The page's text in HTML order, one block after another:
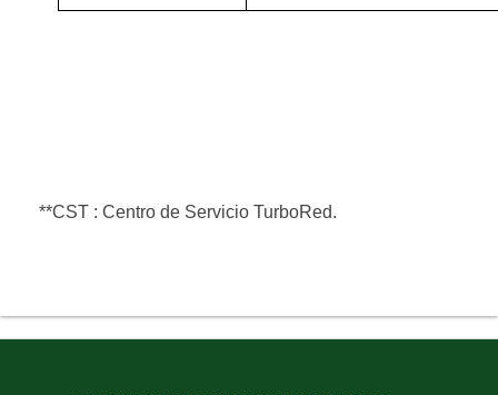
**CST : Centro de Servicio TurboRed.